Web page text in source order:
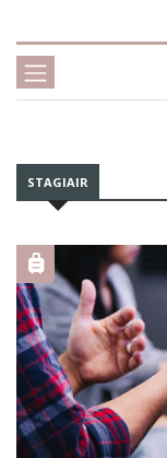
STAGIAIR